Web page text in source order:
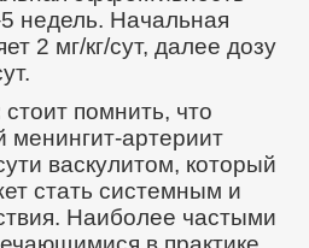
недель. Начальная
2 мг/кг/сут, далее дозу
стоит помнить, что
менингит-артериит
васкулитом, который
стать системным и
Наиболее частыми